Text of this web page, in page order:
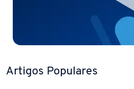
Artigos Populares